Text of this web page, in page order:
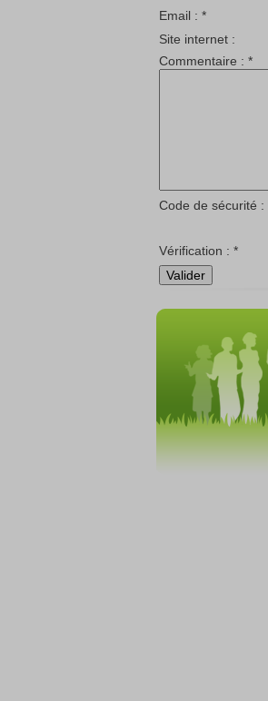
Email : *
Site internet :
Commentaire : *
Code de sécurité :
Vérification : *